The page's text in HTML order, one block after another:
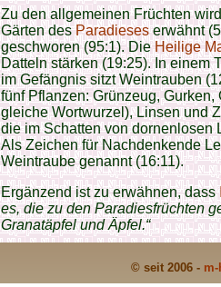
Zu den allgemeinen Früchten
Gärten desParadieseserwähnt
geschworen (95:1). DieHeilige
Datteln stärken (19:25). In einem
im Gefängnis sitzt Weintrauben
fünf Pflanzen: Grünzeug,
gleiche Wortwurzel), Linsen und
die im Schatten von dornenlosen
Als Zeichen für Nachdenkende
Weintraube genannt (16:11).
Ergänzend ist zu erwähnen, dass
es, die zu den Paradiesfrüchten
Granatäpfel und Äpfel.“
© seit 2006 -